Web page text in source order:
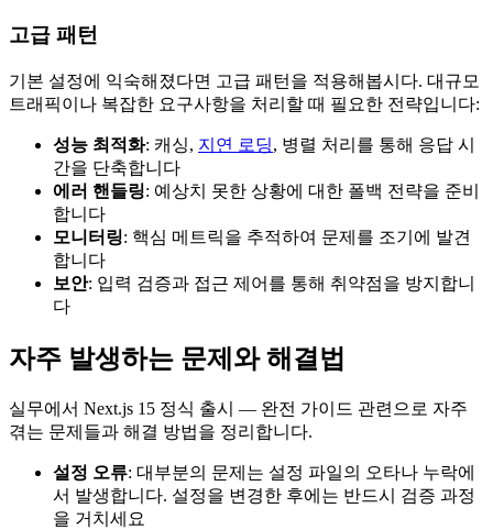
고급 패턴
기본 설정에 익숙해졌다면 고급 패턴을 적용해봅시다. 대규모
트래픽이나 복잡한 요구사항을 처리할 때 필요한 전략입니다:
성능 최적화: 캐싱, 지연 로딩, 병렬 처리를 통해 응답 시
간을 단축합니다
에러 핸들링: 예상치 못한 상황에 대한 폴백 전략을 준비
합니다
모니터링: 핵심 메트릭을 추적하여 문제를 조기에 발견
합니다
보안: 입력 검증과 접근 제어를 통해 취약점을 방지합니
다
자주 발생하는 문제와 해결법
실무에서 Next.js 15 정식 출시 — 완전 가이드 관련으로 자주
겪는 문제들과 해결 방법을 정리합니다.
설정 오류: 대부분의 문제는 설정 파일의 오타나 누락에
서 발생합니다. 설정을 변경한 후에는 반드시 검증 과정
을 거치세요